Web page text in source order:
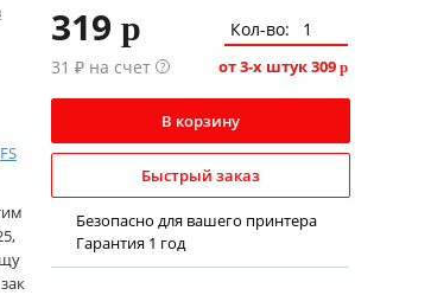
машины
FS
319p
Кол-во:
31 ₽ на счет ? от 3-х штук309p
В корзину
Быстрый заказ
Безопасно для вашего принтера
Гарантия 1 год